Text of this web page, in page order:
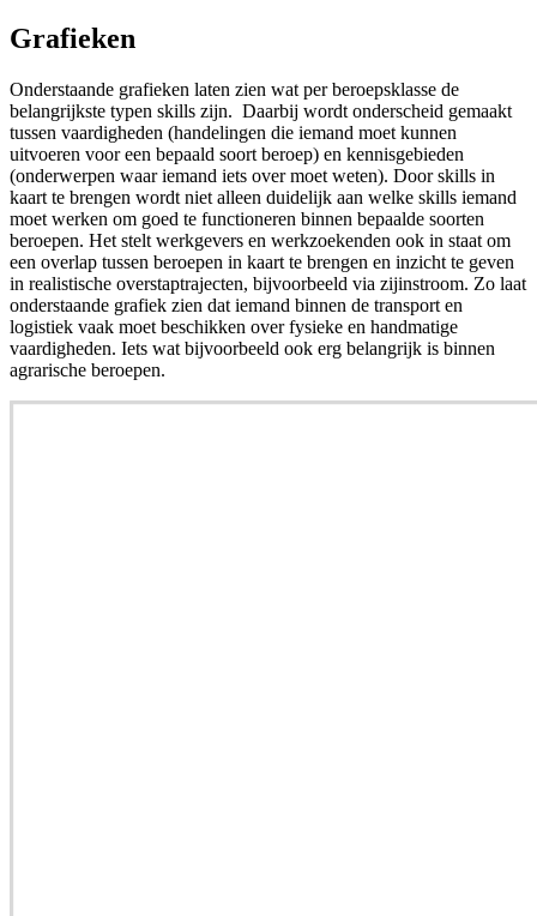
Grafieken
Onderstaande grafieken laten zien wat per beroepsklasse de
belangrijkste typen skills zijn. Daarbij wordt onderscheid gemaakt
tussen vaardigheden (handelingen die iemand moet kunnen
uitvoeren voor een bepaald soort beroep) en kennisgebieden
(onderwerpen waar iemand iets over moet weten). Door skills in
kaart te brengen wordt niet alleen duidelijk aan welke skills iemand
moet werken om goed te functioneren binnen bepaalde soorten
beroepen. Het stelt werkgevers en werkzoekenden ook in staat om
een overlap tussen beroepen in kaart te brengen en inzicht te geven
in realistische overstaptrajecten, bijvoorbeeld via zijinstroom. Zo laat
onderstaande grafiek zien dat iemand binnen de transport en
logistiek vaak moet beschikken over fysieke en handmatige
vaardigheden. Iets wat bijvoorbeeld ook erg belangrijk is binnen
agrarische beroepen.